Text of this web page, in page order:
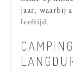
jaar, waarbij
leeftijd.